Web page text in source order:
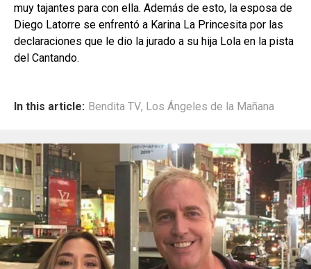
muy tajantes para con ella. Además de esto, la esposa de
Diego Latorre se enfrentó a Karina La Princesita por las
declaraciones que le dio la jurado a su hija Lola en la pista
del Cantando.
In this article: Bendita TV, Los Ángeles de la Mañana